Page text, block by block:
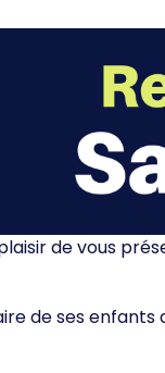
de vous
de ses